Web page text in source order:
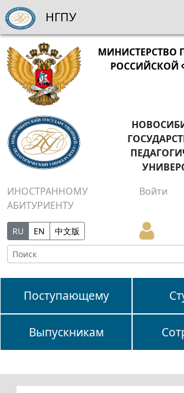
МИНИСТЕРСТВО
РОССИЙСКОЙ
ИНОСТРАННОМУ
АБИТУРИЕНТУ
Войти
RU EN 中文版
Поступающему
Выпускникам
НГПУ